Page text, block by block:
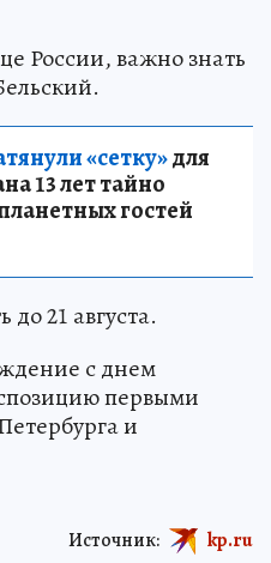
России, важно знать
«сетку»для
13 лет тайно
гостей
до 21 августа.
с днем
первыми
и
Источник: kp.ru